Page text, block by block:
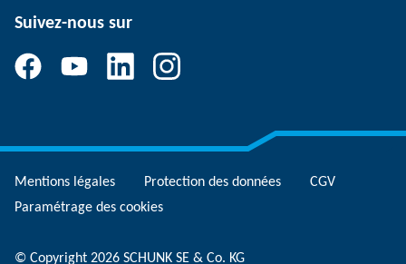
Suivez-nous sur
Mentions légales Protection des données
CGV
Paramétrage des cookies
© Copyright 2026 SCHUNK SE & Co. KG